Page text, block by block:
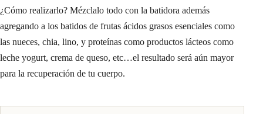
¿Cómo realizarlo? Mézclalo todo con la batidora además
agregando a los batidos de frutas ácidos grasos esenciales como
las nueces, chia, lino, y proteínas como productos lácteos como
leche yogurt, crema de queso, etc…el resultado será aún mayor
para la recuperación de tu cuerpo.